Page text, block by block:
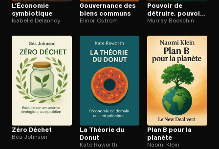
Ouvre l'app Appareil photo, pointe sur le code. C'est gratuit à
L’Économie
symbiotique
Isabelle Delannoy
Gouvernance des
biens communs
Elinor Ostrom
Pouvoir de
détruire, pouvoir
de créer
Murray Bookchin
Zéro Déchet
Béa Johnson
La Théorie du
Donut
Kate Raworth
Plan B pour la
planète
Naomi Klein